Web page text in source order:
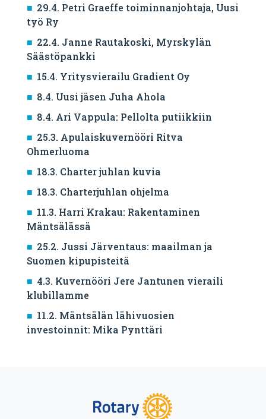
29.4. Petri Graeffe toiminnanjohtaja, Uusi
työ Ry
22.4. Janne Rautakoski, Myrskylän
Säästöpankki
15.4. Yritysvierailu Gradient Oy
8.4. Uusi jäsen Juha Ahola
8.4. Ari Vappula: Pellolta putiikkiin
25.3. Apulaiskuvernööri Ritva
Ohmerluoma
18.3. Charter juhlan kuvia
18.3. Charterjuhlan ohjelma
11.3. Harri Krakau: Rakentaminen
Mäntsälässä
25.2. Jussi Järventaus: maailman ja
Suomen kipupisteitä
4.3. Kuvernööri Jere Jantunen vieraili
klubillamme
11.2. Mäntsälän lähivuosien
investoinnit: Mika Pynttäri